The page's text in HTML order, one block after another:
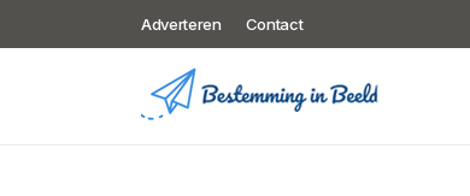
Adverteren Contact